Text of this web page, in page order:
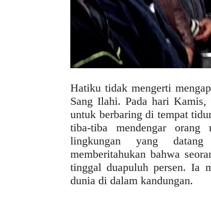
Hatiku tidak mengerti
Sang Ilahi. Pada hari
untuk berbaring di tempat
tiba-tiba mendengar
lingkungan yang
memberitahukan bahwa
tinggal duapuluh persen. Ia
dunia di dalam kandungan.